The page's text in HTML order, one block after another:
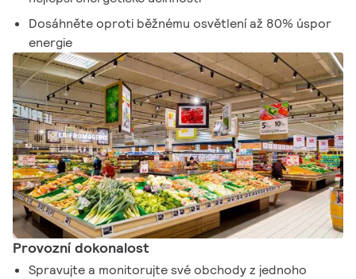
Dosáhněte oproti běžnému osvětlení až 80% úspor
energie
Provozní dokonalost​
Spravujte a monitorujte své obchody z jednoho